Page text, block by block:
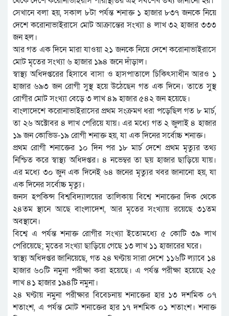
সেখানে বলা হয়, সকাল ৮টা পর্যন্ত শনাক্ত ১ হাজার ৮৩৭ জনকে নিয়ে
দেশে করোনাভাইরাসে মোট আক্রান্তের সংখ্যা ৪ লাখ ৩২ হাজার ৩৩৩
জন হল।
আর গত এক দিনে মারা যাওয়া ২১ জনকে নিয়ে দেশে করোনাভাইরাসে
মোট মৃতের সংখ্যা ৬ হাজার ১৯৪ জনে দাঁড়াল।
স্বাস্থ্য অধিদপ্তরের হিসাবে বাসা ও হাসপাতালে চিকিৎসাধীন আরও ১
হাজার ৬৯৩ জন রোগী সুস্থ হয়ে উঠেছেন গত এক দিনে। তাতে সুস্থ
রোগীর মোট সংখ্যা বেড়ে ৩ লাখ ৪৯ হাজার ৫৪২ জন হয়েছে।
বাংলাদেশে করোনাভাইরাসের প্রথম সংক্রমণ ধরা পড়েছিল গত ৮ মার্চ,
তা ২৬ অক্টোবর ৪ লাখ পেরিয়ে যায়। এর মধ্যে গত ২ জুলাই ৪ হাজার
১৯ জন কোভিড-১৯ রোগী শনাক্ত হয়, যা এক দিনের সর্বোচ্চ শনাক্ত।
প্রথম রোগী শনাক্তের ১০ দিন পর ১৮ মার্চ দেশে প্রথম মৃত্যুর তথ্য
নিশ্চিত করে স্বাস্থ্য অধিদপ্তর। ৪ নভেম্বর তা ছয় হাজার ছাড়িয়ে যায়।
এর মধ্যে ৩০ জুন এক দিনেই ৬৪ জনের মৃত্যুর খবর জানানো হয়, যা
এক দিনের সর্বোচ্চ মৃত্যু।
জনস হপকিন্স বিশ্ববিদ্যালয়ের তালিকায় বিশ্বে শনাক্তের দিক থেকে
২৪তম স্থানে আছে বাংলাদেশ, আর মৃতের সংখ্যায় রয়েছে ৩১তম
অবস্থানে।
বিশ্বে এ পর্যন্ত শনাক্ত রোগীর সংখ্যা ইতোমধ্যে ৫ কোটি ৩৯ লাখ
পেরিয়েছে; মৃতের সংখ্যা ছাড়িয়ে গেছে ১৩ লাখ ১১ হাজারের ঘরে।
স্বাস্থ্য অধিদপ্তর জানিয়েছে, গত ২৪ ঘণ্টায় সারা দেশে ১১৬টি ল্যাবে ১৪
হাজার ৬০টি নমুনা পরীক্ষা করা হয়েছে। এ পর্যন্ত পরীক্ষা হয়েছে ২৫
লাখ ৪১ হাজার ১৯৪টি নমুনা।
২৪ ঘণ্টায় নমুনা পরীক্ষার বিবেচনায় শনাক্তের হার ১৩ দশমিক ০৭
শতাংশ, এ পর্যন্ত মোট শনাক্তের হার ১৭ দশমিক ০১ শতাংশ। শনাক্ত